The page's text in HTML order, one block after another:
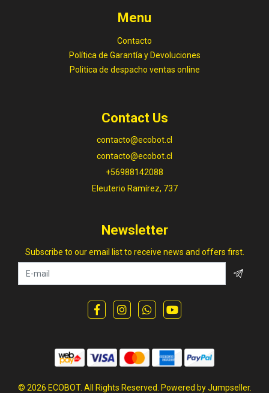
Menu
Contacto
Política de Garantía y Devoluciones
Politica de despacho ventas online
Contact Us
contacto@ecobot.cl
contacto@ecobot.cl
+56988142088
Eleuterio Ramírez, 737
Newsletter
Subscribe to our email list to receive news and offers first.
© 2026 ECOBOT. All Rights Reserved. Powered by Jumpseller.